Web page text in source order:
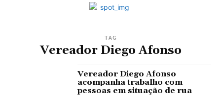
TAG
Vereador Diego Afonso
Vereador Diego Afonso
acompanha trabalho com
pessoas em situação de rua